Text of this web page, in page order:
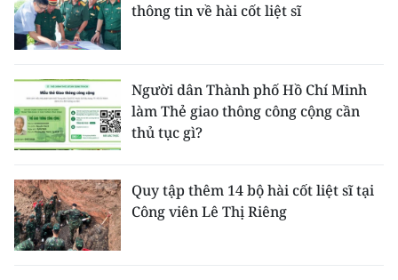
thông tin về hài cốt liệt sĩ
Người dân Thành phố Hồ Chí Minh
làm Thẻ giao thông công cộng cần
thủ tục gì?
Quy tập thêm 14 bộ hài cốt liệt sĩ tại
Công viên Lê Thị Riêng